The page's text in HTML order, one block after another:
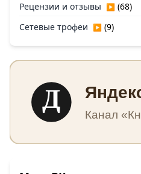
Рецензии и отзывы ▶ (68)
Сетевые трофеи ▶ (9)
Д Канал